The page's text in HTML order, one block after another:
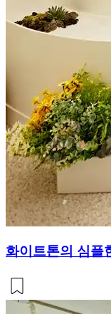
화이트톤의 심플